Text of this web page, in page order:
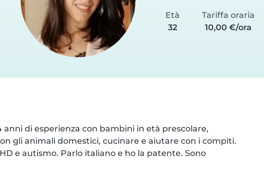
Età
32
Tariffa oraria
10,00 €/ora
anni di esperienza con bambini in età prescolare,
gli animali domestici, cucinare e aiutare con i compiti.
e autismo. Parlo italiano e ho la patente. Sono